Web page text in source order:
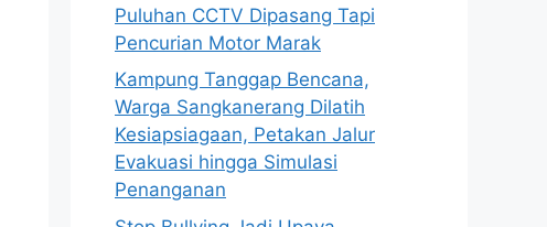
Puluhan CCTV Dipasang Tapi
Pencurian Motor Marak
Kampung Tanggap Bencana,
Warga Sangkanerang Dilatih
Kesiapsiagaan, Petakan Jalur
Evakuasi hingga Simulasi
Penanganan